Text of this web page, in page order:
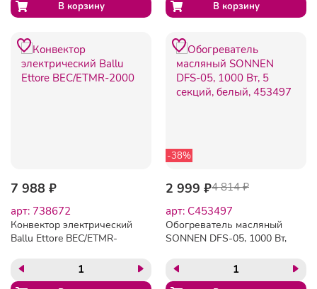
7 988 ₽
арт: 738672
Конвектор электрический
Ballu Ettore BEC/ETMR-
-38%
2 999 ₽4 814 ₽
арт: C453497
Обогреватель масляный
SONNEN DFS-05, 1000 Вт,